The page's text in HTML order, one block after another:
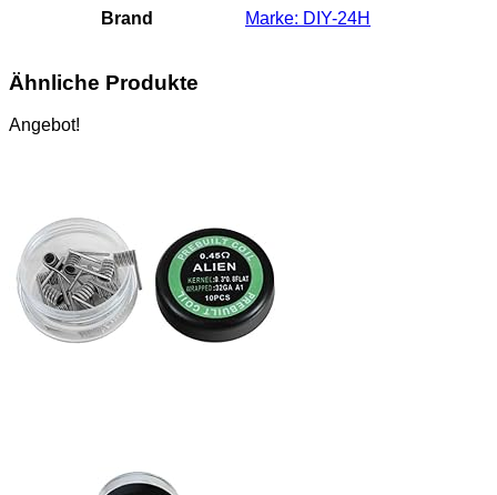
Brand Marke: DIY-24H
Ähnliche Produkte
Angebot!